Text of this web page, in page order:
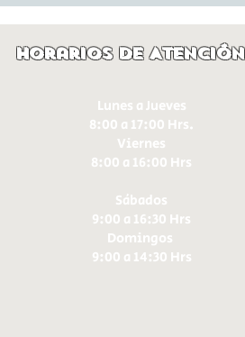
Horarios de Atención
Lunes a Jueves
8:00 a 17:00 Hrs.
Viernes
8:00 a 16:00 Hrs​
Sábados
9:00 a 16:30 Hrs
Domingos
9:00 a 14:30 Hrs